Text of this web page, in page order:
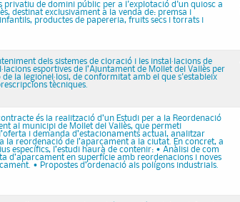
privatiu de domini públic per a l'explotació d'un quiosc a
destinat exclusivament a la venda de: premsa i
productes de papereria, fruits secs i torrats i
dels sistemes de cloració i les instal·lacions de
esportives de l’Ajuntament de Mollet del Vallès per
de la legionel·losi, de conformitat amb el que s'estableix
tècniques.
és la realització d’un Estudi per a la Reordenació
al municipi de Mollet del Vallès, que permeti
i demanda d’estacionaments actual, analitzar
la reordenació de l’aparcament a la ciutat. En concret, a
específics, l’estudi haurà de contenir: • Anàlisi de com
d’aparcament en superfície amb reordenacions i noves
• Propostes d’ordenació als polígons industrials.